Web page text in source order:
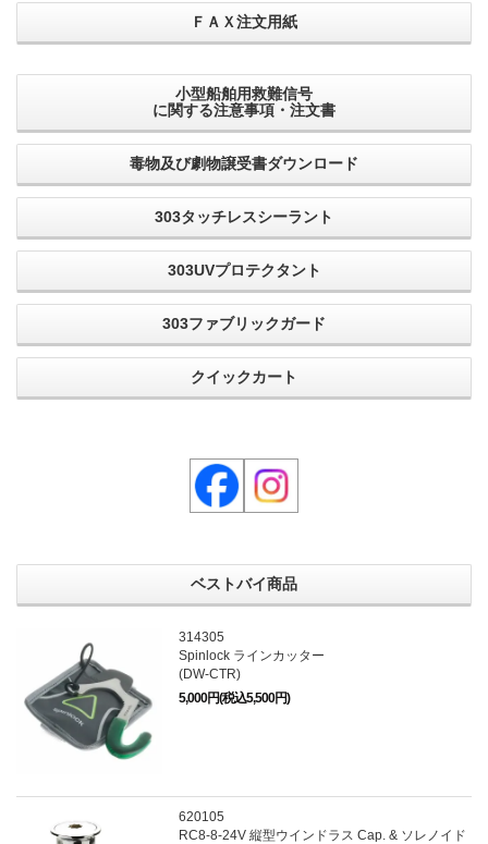
ＦＡＸ注文用紙
小型船舶用救難信号
に関する注意事項・注文書
毒物及び劇物譲受書ダウンロード
303タッチレスシーラント
303UVプロテクタント
303ファブリックガード
クイックカート
ベストバイ商品
314305
Spinlock ラインカッター
(DW-CTR)
5,000円(税込5,500円)
620105
RC8-8-24V 縦型ウインドラス Cap. & ソレノイド